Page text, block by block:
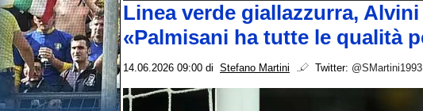
Linea verde giallazzurra,
«Palmisani ha tutte le qualità
14.06.2026 09:00 di Stefano Martini Twitter: @SMartini1993